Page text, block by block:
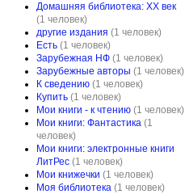
Домашняя библиотека: XX век
(1 человек)
другие издания (1 человек)
Есть (1 человек)
Зарубежная НФ (1 человек)
Зарубежные авторы (1 человек)
К сведению (1 человек)
Купить (1 человек)
Мои книги - к чтению (1 человек)
Мои книги: Фантастика (1
человек)
Мои книги: электронные книги
ЛитРес (1 человек)
Мои книжечки (1 человек)
Моя библиотека (1 человек)